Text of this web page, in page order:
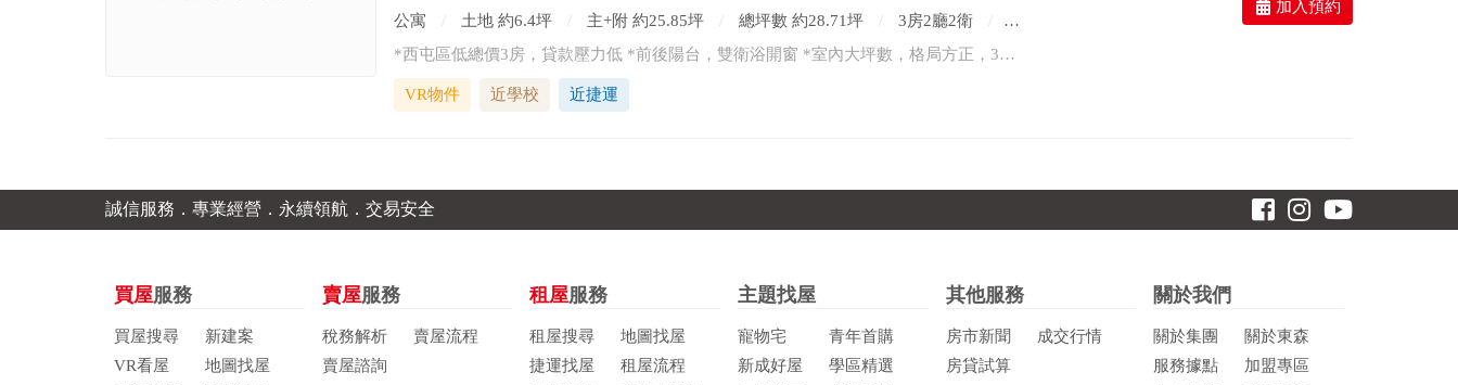
公寓
土地 約6.4坪 主+附 約25.85坪 總坪數 約28.71坪 3房2廳2衛
39.6年
*西屯區低總價3房，貸款壓力低 *前後陽台，雙衛浴開窗 *室內大坪數，格局方正，3房都有採光 *社區單純戶數少，無管理費 *青海路vs漢口路熱鬧地段，生活機能佳
VR物件 近學校 近捷運
誠信服務．專業經營．永續領航．交易安全
買屋服務
買屋搜尋
新建案
VR看屋
地圖找屋
賣屋服務
稅務解析
賣屋流程
賣屋諮詢
租屋服務
租屋搜尋
地圖找屋
捷運找屋
租屋流程
主題找屋
寵物宅
青年首購
新成好屋
學區精選
其他服務
房市新聞
成交行情
房貸試算
關於我們
關於集團
關於東森
服務據點
加盟專區